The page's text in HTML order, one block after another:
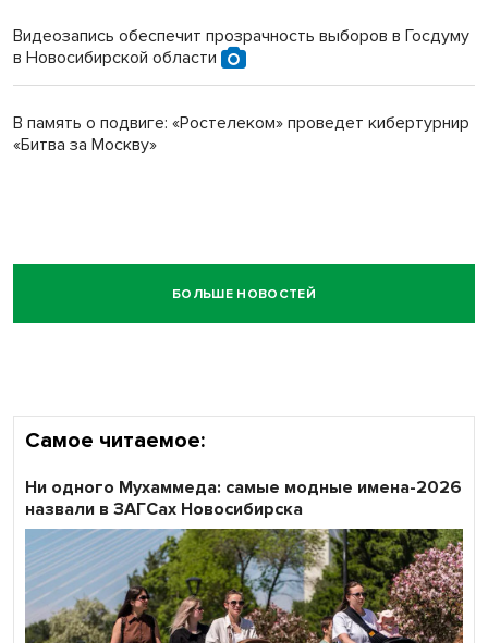
Видеозапись обеспечит прозрачность выборов в Госдуму
в Новосибирской области
В память о подвиге: «Ростелеком» проведет кибертурнир
«Битва за Москву»
БОЛЬШЕ НОВОСТЕЙ
Самое читаемое:
Ни одного Мухаммеда: самые модные имена-2026
назвали в ЗАГСах Новосибирска